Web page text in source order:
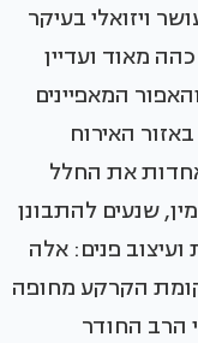
ויזואלי בעיקר
מאוד ועדיין
המאפיינים
האירוח
את החלל
שנעים להתבונן
פנים: אלה
הקרקע מחופה
הרב החודר